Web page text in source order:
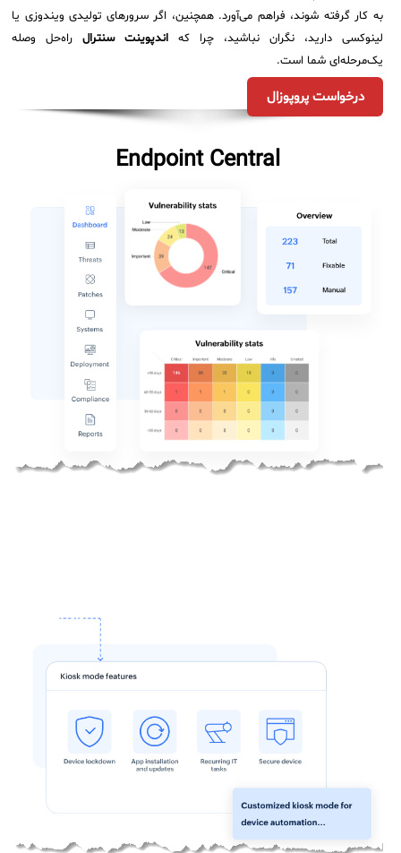
به کار گرفته شوند، فراهم می‌آورد. همچنین، اگر سرورهای تولیدی ویندوزی یا
لینوکسی دارید، نگران نباشید، چرا که اندپوینت سنترال راه‌حل وصله
یک‌مرحله‌ای شما است.
درخواست پروپوزال
Endpoint Central